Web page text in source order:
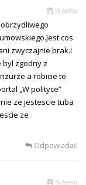
% temu
cos
zwyczajnie brak.I
zgodny z
a robicie to
„W polityce”
ze jestescie tuba
ze
Odpowiadać
% temu